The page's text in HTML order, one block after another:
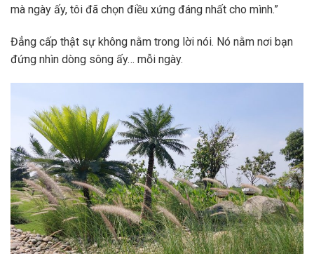
mà ngày ấy, tôi đã chọn điều xứng đáng nhất cho mình.”
Đẳng cấp thật sự không nằm trong lời nói. Nó nằm nơi bạn
đứng nhìn dòng sông ấy… mỗi ngày.